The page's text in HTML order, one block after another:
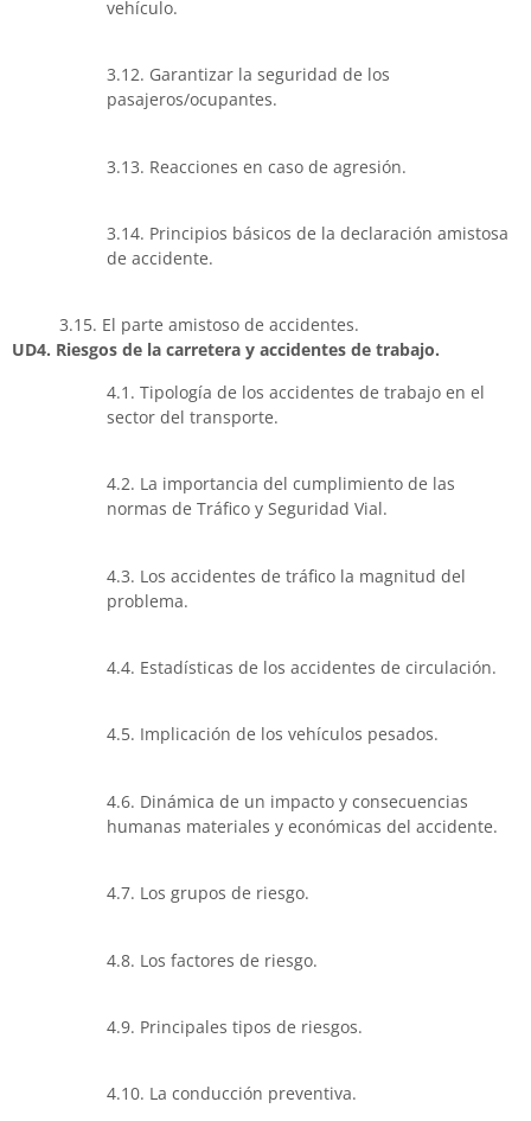
vehículo.
3.12. Garantizar la seguridad de los
pasajeros/ocupantes.
3.13. Reacciones en caso de agresión.
3.14. Principios básicos de la declaración amistosa
de accidente.
3.15. El parte amistoso de accidentes.
UD4. Riesgos de la carretera y accidentes de trabajo.
4.1. Tipología de los accidentes de trabajo en el
sector del transporte.
4.2. La importancia del cumplimiento de las
normas de Tráfico y Seguridad Vial.
4.3. Los accidentes de tráfico la magnitud del
problema.
4.4. Estadísticas de los accidentes de circulación.
4.5. Implicación de los vehículos pesados.
4.6. Dinámica de un impacto y consecuencias
humanas materiales y económicas del accidente.
4.7. Los grupos de riesgo.
4.8. Los factores de riesgo.
4.9. Principales tipos de riesgos.
4.10. La conducción preventiva.